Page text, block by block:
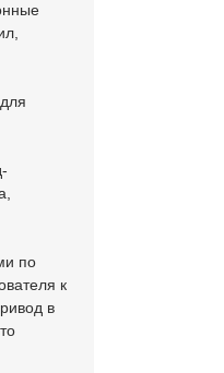
по
к
в